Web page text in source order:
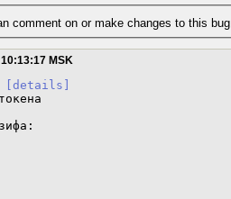
comment on or make changes to this bug.
MSK
[details]